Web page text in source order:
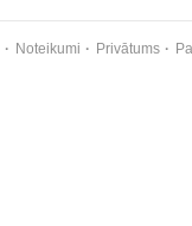
Noteikumi Privātums